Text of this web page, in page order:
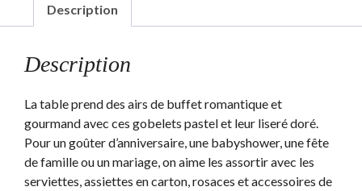
waitlist
this
Description
Description
La table prend des airs de buffet romantique et
gourmand avec ces gobelets pastel et leur liseré doré.
Pour un goûter d’anniversaire, une babyshower, une fête
de famille ou un mariage, on aime les assortir avec les
serviettes, assiettes en carton, rosaces et accessoires de